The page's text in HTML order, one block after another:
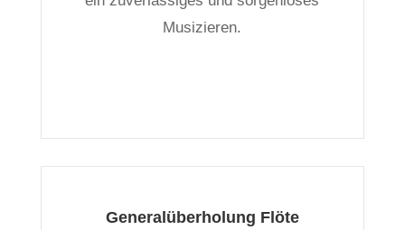
Musizieren.
Generalüberholung Flöte